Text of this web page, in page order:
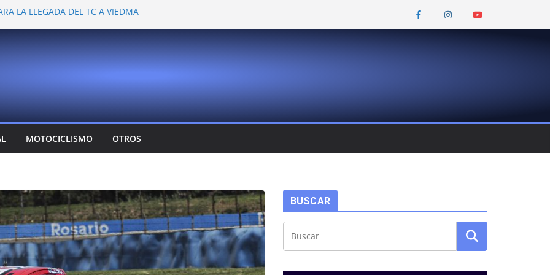
LA LLEGADA DEL TC A VIEDMA
EN LA PLATA
VER A TANTOS PILOTOS
DEJÓ CAMBIOS EN LOS CAMPEONATOS
CONFIRMA SU REGRESO AL TOP RACE
MOTOCICLISMO OTROS
BUSCAR